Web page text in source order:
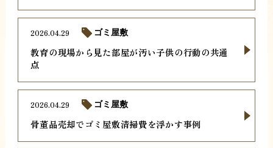
教育の現場から見た部屋が汚い子供の行動の共通
点
2026.04.29 ゴミ屋敷
骨董品売却でゴミ屋敷清掃費を浮かす事例
2026.04.29 ゴミ屋敷